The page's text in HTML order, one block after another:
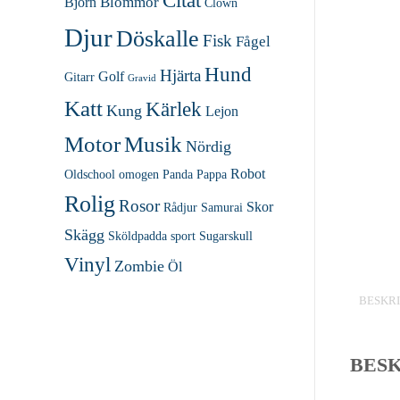
Clown
DjurDöskalle Fisk Fågel
Gitarr Golf Gravid Hjärta Hund
Katt Kung Kärlek Lejon
MotorMusik Nördig
Oldschool omogen Panda Pappa Robot
Rolig Rosor Rådjur Samurai Skor
Skägg Sköldpadda sport Sugarskull
Vinyl Zombie Öl